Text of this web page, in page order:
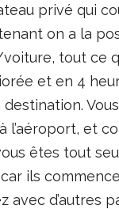
privé qui
on a la
tout ce
et en 4
l’aéroport, et
êtes tout
ils
avec d’autres